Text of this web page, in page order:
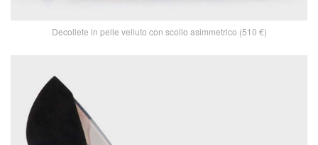
Decollete in pelle velluto con scollo asimmetrico (510 €)